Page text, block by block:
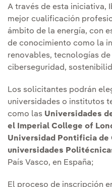
A través de esta iniciativa,
mejor cualificación
ámbito de la energía, con
de conocimiento como la
renovables, tecnologías
ciberseguridad,
Los solicitantes podrán
universidades o institutos
como las Universidades
el Imperial College of
Universidad Pontificia de
universidades
País Vasco, en España;
El proceso de inscripción